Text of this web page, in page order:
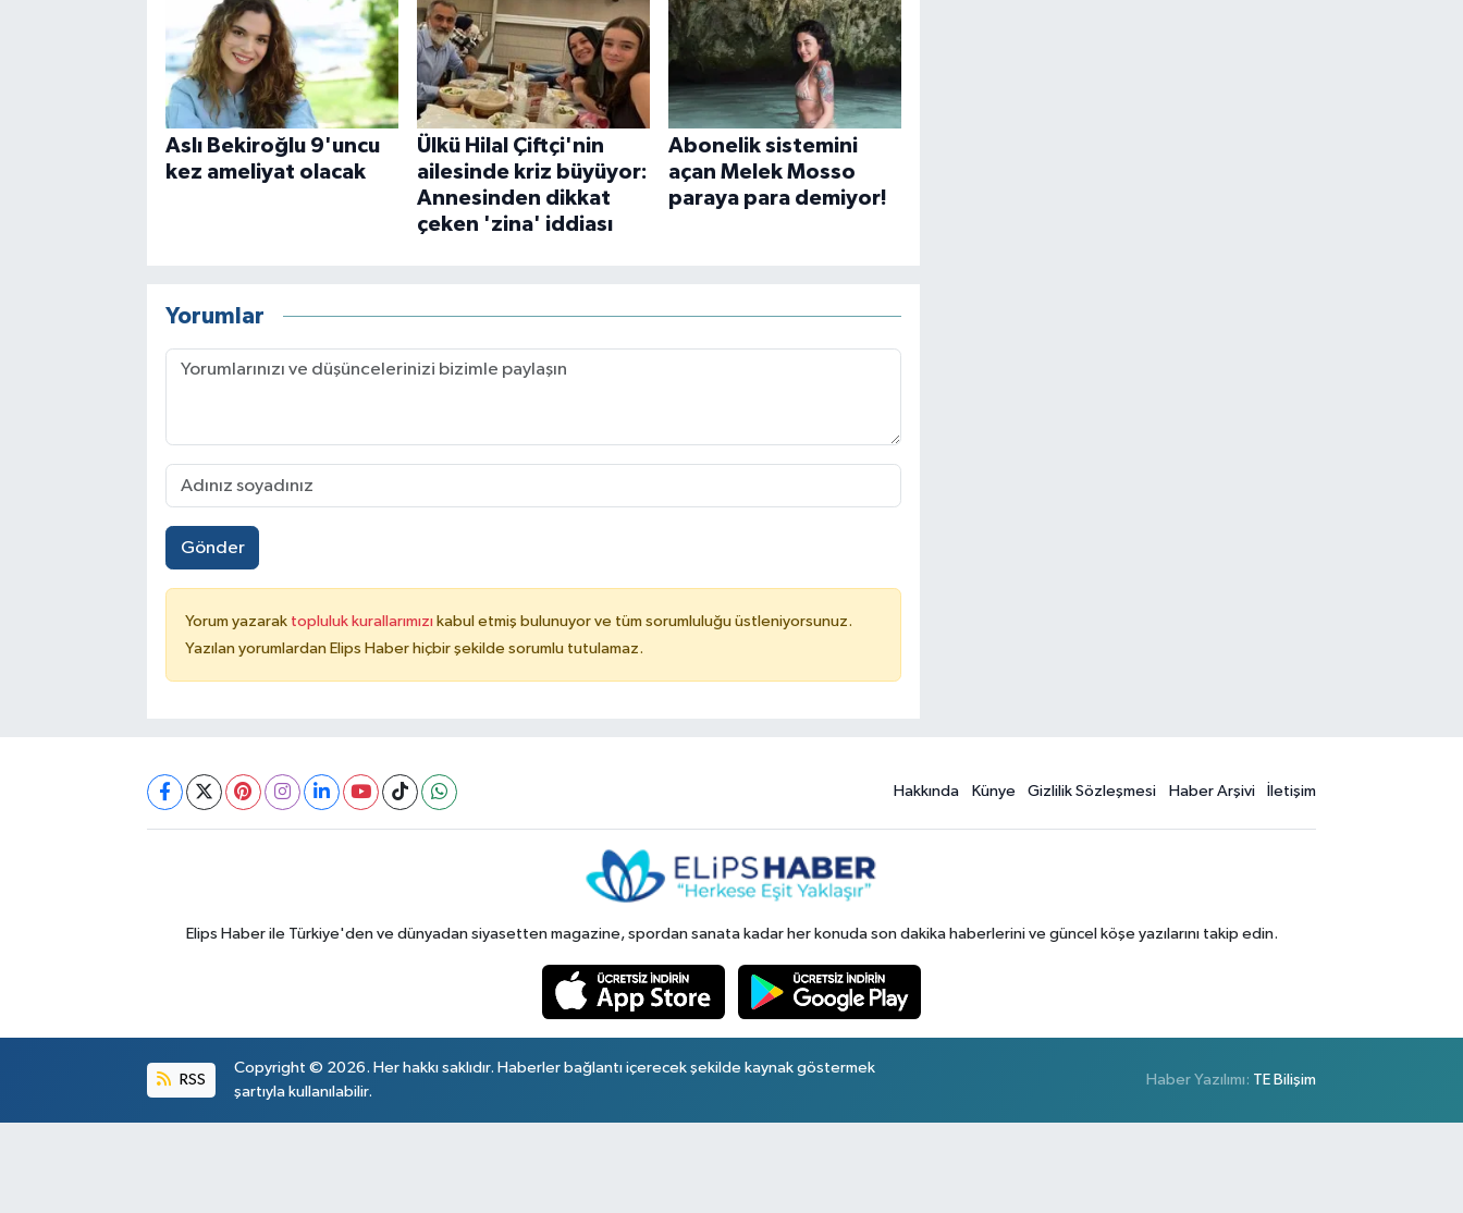
Aslı Bekiroğlu 9'uncu
kez ameliyat olacak
Ülkü Hilal Çiftçi'nin
ailesinde kriz büyüyor:
Annesinden dikkat
çeken 'zina' iddiası
Abonelik sistemini
açan Melek Mosso
paraya para demiyor!
Yorumlar
Gönder
Yorum yazarak topluluk kurallarımızı kabul etmiş bulunuyor ve tüm sorumluluğu üstleniyorsunuz.
Yazılan yorumlardan Elips Haber hiçbir şekilde sorumlu tutulamaz.
Hakkında Künye Gizlilik Sözleşmesi Haber Arşivi İletişim
Elips Haber ile Türkiye'den ve dünyadan siyasetten magazine, spordan sanata kadar her konuda son dakika haberlerini ve güncel köşe yazılarını takip edin.
RSS
Copyright © 2026. Her hakkı saklıdır. Haberler bağlantı içerecek şekilde kaynak göstermek
şartıyla kullanılabilir.
Haber Yazılımı: TE Bilişim